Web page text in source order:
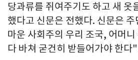
당과류를 쥐여주기도 하고 새 옷
했다고 신문은 전했다. 신문은
마운 사회주의 우리 조국, 어머
다 바쳐 굳건히 받들어가야 한다